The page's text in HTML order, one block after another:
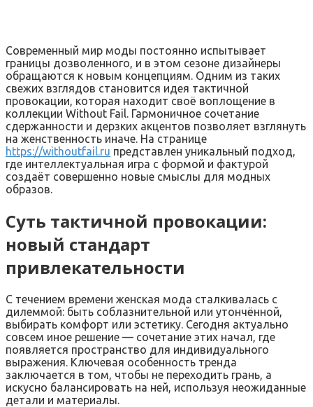
Современный мир моды постоянно испытывает
границы дозволенного, и в этом сезоне дизайнеры
обращаются к новым концепциям. Одним из таких
свежих взглядов становится идея тактичной
провокации, которая находит своё воплощение в
коллекции Without Fail. Гармоничное сочетание
сдержанности и дерзких акцентов позволяет взглянуть
на женственность иначе. На странице
https://withoutfail.ru представлен уникальный подход,
где интеллектуальная игра с формой и фактурой
создаёт совершенно новые смыслы для модных
образов.
Суть тактичной провокации:
новый стандарт
привлекательности
С течением времени женская мода сталкивалась с
дилеммой: быть соблазнительной или утончённой,
выбирать комфорт или эстетику. Сегодня актуально
совсем иное решение — сочетание этих начал, где
появляется пространство для индивидуального
выражения. Ключевая особенность тренда
заключается в том, чтобы не переходить грань, а
искусно балансировать на ней, используя неожиданные
детали и материалы.